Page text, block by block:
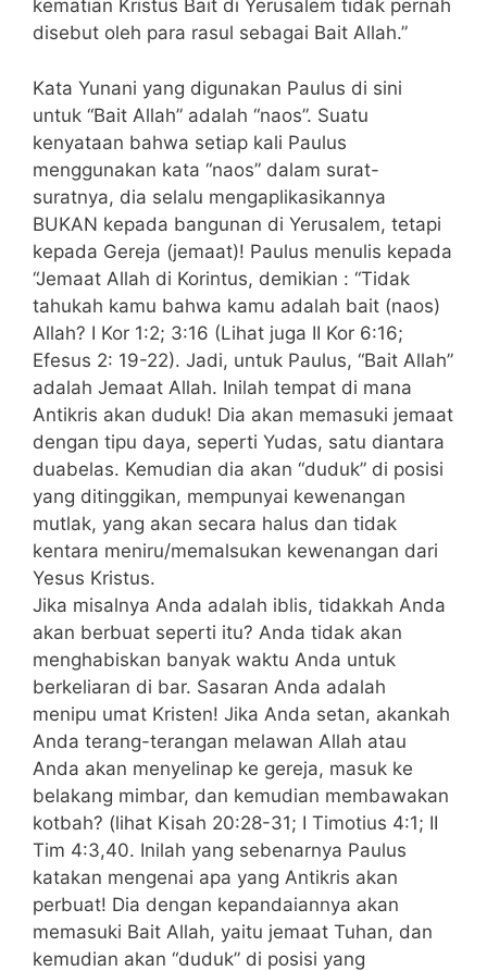
kematian Kristus Bait di Yerusalem tidak pernah
disebut oleh para rasul sebagai Bait Allah.”
Kata Yunani yang digunakan Paulus di sini
untuk “Bait Allah” adalah “naos”. Suatu
kenyataan bahwa setiap kali Paulus
menggunakan kata “naos” dalam surat-
suratnya, dia selalu mengaplikasikannya
BUKAN kepada bangunan di Yerusalem, tetapi
kepada Gereja (jemaat)! Paulus menulis kepada
“Jemaat Allah di Korintus, demikian : “Tidak
tahukah kamu bahwa kamu adalah bait (naos)
Allah? I Kor 1:2; 3:16 (Lihat juga II Kor 6:16;
Efesus 2: 19-22). Jadi, untuk Paulus, “Bait Allah”
adalah Jemaat Allah. Inilah tempat di mana
Antikris akan duduk! Dia akan memasuki jemaat
dengan tipu daya, seperti Yudas, satu diantara
duabelas. Kemudian dia akan “duduk” di posisi
yang ditinggikan, mempunyai kewenangan
mutlak, yang akan secara halus dan tidak
kentara meniru/memalsukan kewenangan dari
Yesus Kristus.
Jika misalnya Anda adalah iblis, tidakkah Anda
akan berbuat seperti itu? Anda tidak akan
menghabiskan banyak waktu Anda untuk
berkeliaran di bar. Sasaran Anda adalah
menipu umat Kristen! Jika Anda setan, akankah
Anda terang-terangan melawan Allah atau
Anda akan menyelinap ke gereja, masuk ke
belakang mimbar, dan kemudian membawakan
kotbah? (lihat Kisah 20:28-31; I Timotius 4:1; II
Tim 4:3,40. Inilah yang sebenarnya Paulus
katakan mengenai apa yang Antikris akan
perbuat! Dia dengan kepandaiannya akan
memasuki Bait Allah, yaitu jemaat Tuhan, dan
kemudian akan “duduk” di posisi yang